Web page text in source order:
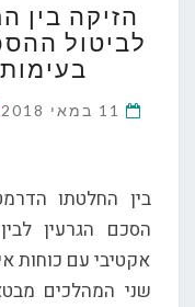
הזיקה בין
לביטול
11 במאי 2018
בין החלטתו
הסכם הגרעין
אקטיבי עם כוחות
שני המהלכים